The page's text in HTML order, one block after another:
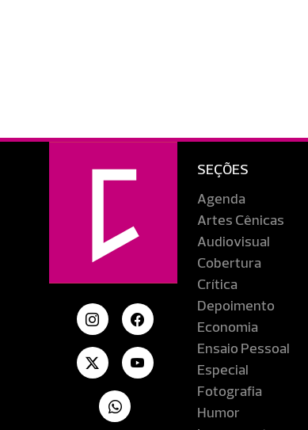
SEÇÕES
Agenda
Artes Cênicas
Audiovisual
Cobertura
Crítica
Depoimento
Economia
Ensaio Pessoal
Especial
Fotografia
Humor